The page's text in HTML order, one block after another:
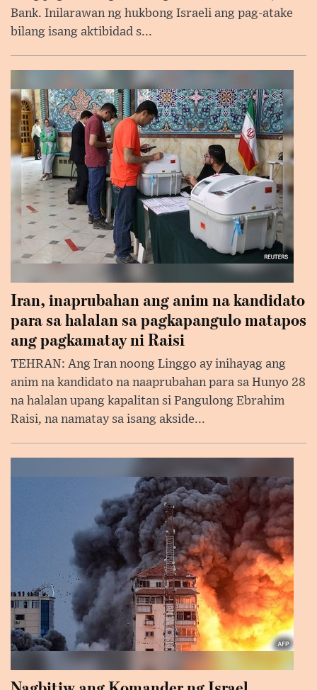
Bank. Inilarawan ng hukbong Israeli ang pag-atake
bilang isang aktibidad s...
Iran, inaprubahan ang anim na kandidato
para sa halalan sa pagkapangulo matapos
ang pagkamatay ni Raisi
TEHRAN: Ang Iran noong Linggo ay inihayag ang
anim na kandidato na naaprubahan para sa Hunyo 28
na halalan upang kapalitan si Pangulong Ebrahim
Raisi, na namatay sa isang akside...